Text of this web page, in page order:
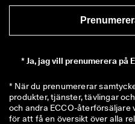
*Ja, jag vill prenumerera på
* När du prenumererar
produkter, tjänster, tävlingar
och andra ECCO-återförsäljare
för att få en översikt över alla